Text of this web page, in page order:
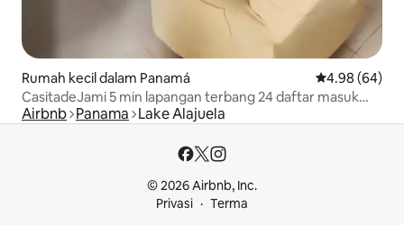
Rumah kecil dalam Panamá Penarafan
4.98 (64)
CasitadeJami 5 min lapangan terbang 24 daftar masuk
escalas
Airbnb Panama Lake Alajuela
© 2026 Airbnb, Inc.
Privasi
Terma